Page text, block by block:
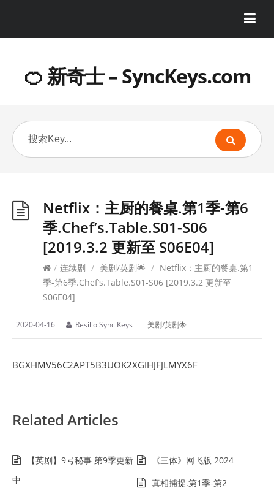
🍊 新奇士 – SyncKeys.com
Netflix：主厨的餐桌.第1季-第6
季.Chef’s.Table.S01-S06
[2019.3.2 更新至 S06E04]
/ 连续剧 / 美剧/英剧🌟 / Netflix：主厨的餐桌.第1
季-第6季.Chef’s.Table.S01-S06 [2019.3.2 更新至
S06E04]
2020-04-16 Resilio Sync Keys 美剧/英剧🌟
BGXHMV56C2APT5B3UOK2XGIHJFJLMYX6F
Related Articles
【英剧】9号秘事 第9季更新
中
《三体》网飞版 2024
真相捕捉.第1季-第2